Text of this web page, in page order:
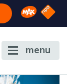
Omroep
NPO
menu